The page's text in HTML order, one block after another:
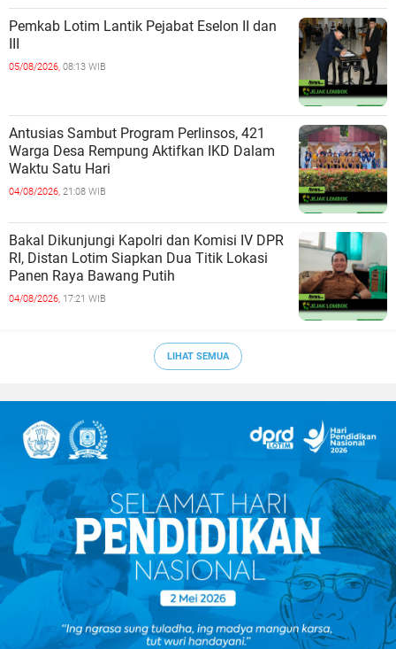
Pemkab Lotim Lantik Pejabat Eselon II dan
III
05/08/2026, 08:13 WIB
Antusias Sambut Program Perlinsos, 421
Warga Desa Rempung Aktifkan IKD Dalam
Waktu Satu Hari
04/08/2026, 21:08 WIB
Bakal Dikunjungi Kapolri dan Komisi IV DPR
RI, Distan Lotim Siapkan Dua Titik Lokasi
Panen Raya Bawang Putih
04/08/2026, 17:21 WIB
LIHAT SEMUA